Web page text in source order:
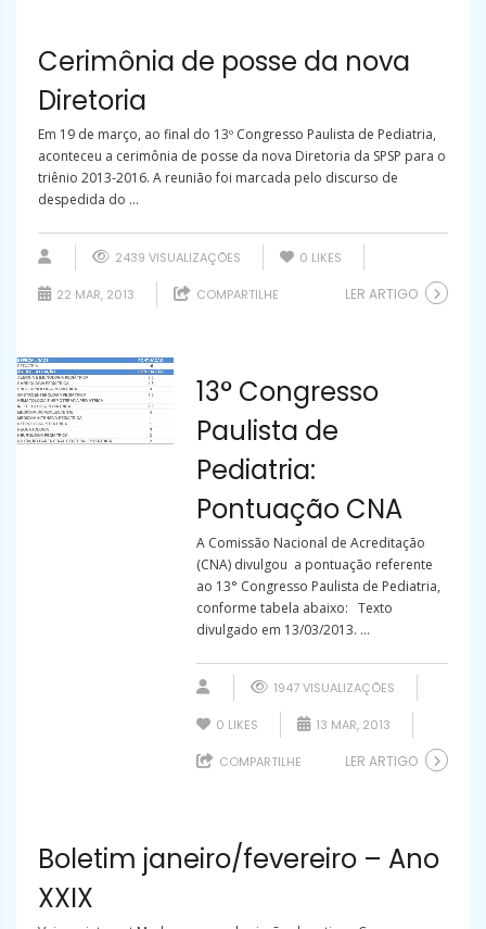
Cerimônia de posse da nova
Diretoria
Em 19 de março, ao final do 13º Congresso Paulista de Pediatria,
aconteceu a cerimônia de posse da nova Diretoria da SPSP para o
triênio 2013-2016. A reunião foi marcada pelo discurso de
despedida do ...
2439 VISUALIZAÇÕES 0 LIKES
22 MAR, 2013 COMPARTILHE LER ARTIGO
13° Congresso
Paulista de
Pediatria:
Pontuação CNA
A Comissão Nacional de Acreditação
(CNA) divulgou a pontuação referente
ao 13° Congresso Paulista de Pediatria,
conforme tabela abaixo: Texto
divulgado em 13/03/2013. ...
1947 VISUALIZAÇÕES
0 LIKES 13 MAR, 2013
COMPARTILHE LER ARTIGO
Boletim janeiro/fevereiro – Ano
XXIX